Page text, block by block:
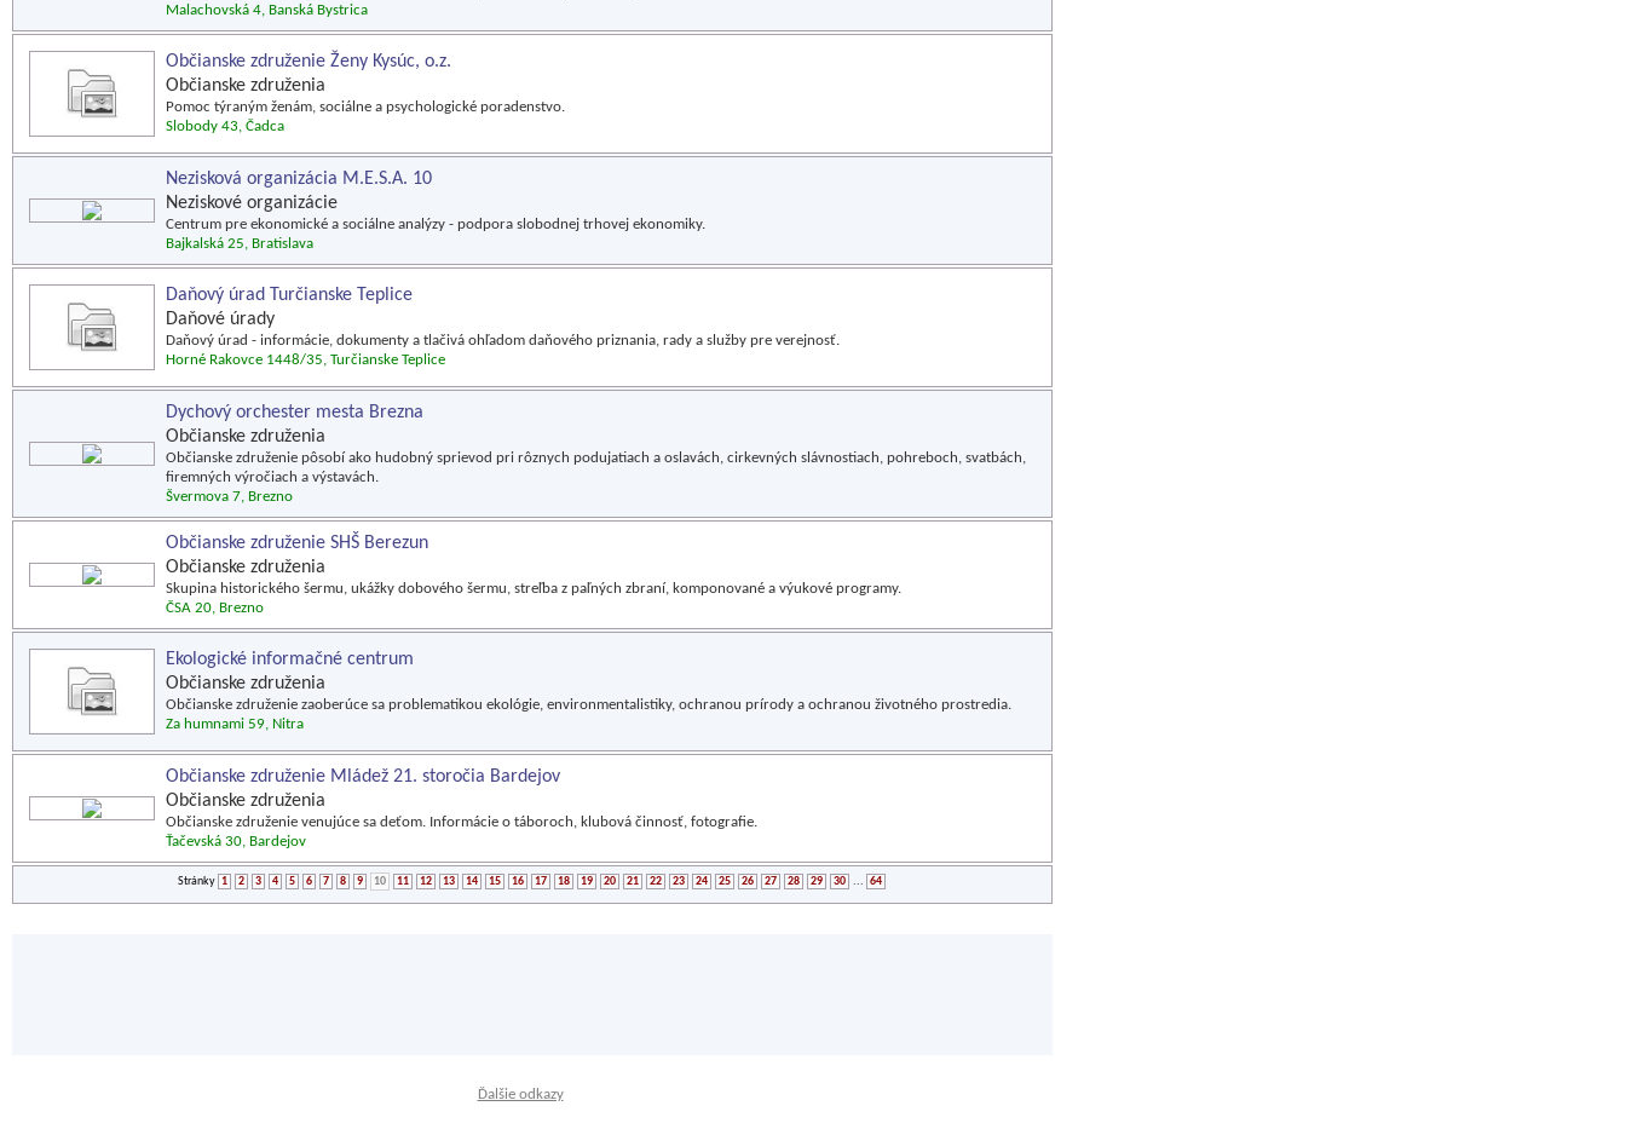
Malachovská 4, Banská Bystrica
Občianske združenie Ženy Kysúc, o.z.
Občianske združenia
Pomoc týraným ženám, sociálne a psychologické poradenstvo.
Slobody 43, Čadca
Nezisková organizácia M.E.S.A. 10
Neziskové organizácie
Centrum pre ekonomické a sociálne analýzy - podpora slobodnej trhovej ekonomiky.
Bajkalská 25, Bratislava
Daňový úrad Turčianske Teplice
Daňové úrady
Daňový úrad - informácie, dokumenty a tlačivá ohľadom daňového priznania, rady a služby pre verejnosť.
Horné Rakovce 1448/35, Turčianske Teplice
Dychový orchester mesta Brezna
Občianske združenia
Občianske združenie pôsobí ako hudobný sprievod pri rôznych podujatiach a oslavách, cirkevných slávnostiach, pohreboch, svatbách,
firemných výročiach a výstavách.
Švermova 7, Brezno
Občianske združenie SHŠ Berezun
Občianske združenia
Skupina historického šermu, ukážky dobového šermu, streľba z paľných zbraní, komponované a výukové programy.
ČSA 20, Brezno
Ekologické informačné centrum
Občianske združenia
Občianske združenie zaoberúce sa problematikou ekológie, environmentalistiky, ochranou prírody a ochranou životného prostredia.
Za humnami 59, Nitra
Občianske združenie Mládež 21. storočia Bardejov
Občianske združenia
Občianske združenie venujúce sa deťom. Informácie o táboroch, klubová činnosť, fotografie.
Ťačevská 30, Bardejov
Stránky 1 2 3 4 5 6 7 8 9 10 11 12 13 14 15 16 17 18 19 20 21 22 23 24 25 26 27 28 29 30 ... 64
Ďalšie odkazy